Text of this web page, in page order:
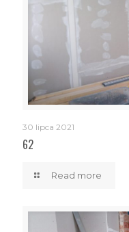
30 lipca 2021
62
Read more